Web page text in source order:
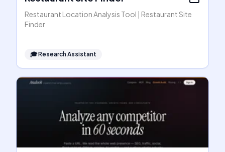
Restaurant Location Analysis Tool | Restaurant Site
Finder
🎓Research Assistant